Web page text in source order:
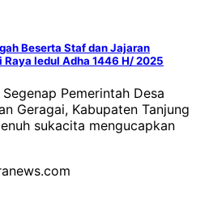
Beserta Staf dan Jajaran
Iedul Adha 1446 H/ 2025
Pemerintah Desa
Geragai, Kabupaten Tanjung
sukacita mengucapkan